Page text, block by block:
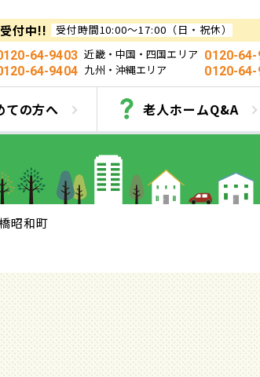
付中!!
受付時間10:00～17:00（日・祝休）
64-9403 近畿・中国・四国エリア 0120-64-
64-9404 九州・沖縄エリア 0120-64-
ての方へ 老人ホームQ&A
ーム前橋昭
昭和町